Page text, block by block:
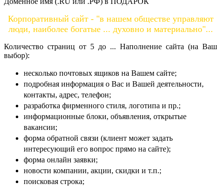
Корпоративный сайт - "в нашем обществе управляют
люди, наиболее богатые ... духовно и материально"...
Количество страниц от 5 до ... Наполнение сайта (на Ваш
выбор):
несколько почтовых ящиков на Вашем сайте;
подробная информация о Вас и Вашей деятельности,
контакты, адрес, телефон;
разработка фирменного стиля, логотипа и пр.;
информационные блоки, объявления, открытые
вакансии;
форма обратной связи (клиент может задать
интересующий его вопрос прямо на сайте);
форма онлайн заявки;
новости компании, акции, скидки и т.п.;
поисковая строка;